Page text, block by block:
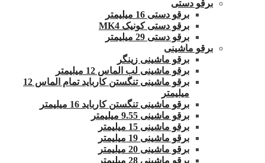
برقو دستی
برقو دستی 16 میلیمتر
برقو دستی کونیک MK4
برقو دستی 29 میلیمتر
برقو ماشینی
برقو ماشینی زینگر
برقو ماشینی لب الماس 12 میلیمتر
برقو ماشینی تنگستن کارباید تمام الماس 12
میلیمتر
برقو ماشینی تنگستن کارباید 16 میلیمتر
برقو ماشینی 9.55 میلیمتر
برقو ماشینی 15 میلیمتر
برقو ماشینی 19 میلیمتر
برقو ماشینی 20 میلیمتر
برقو ماشینی 28 میلیمتر